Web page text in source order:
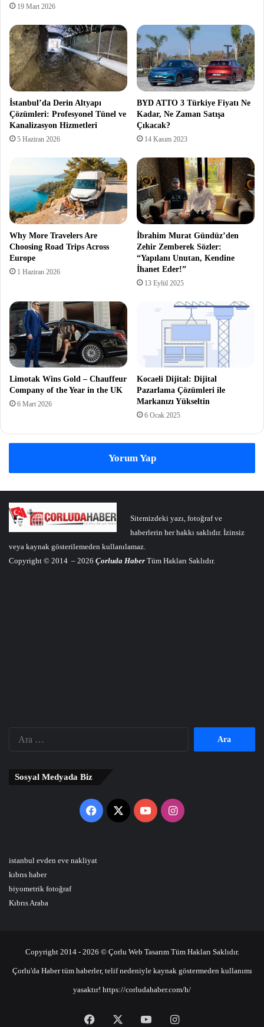
19 Mart 2026
İstanbul’da Derin Altyapı
Çözümleri: Profesyonel Tünel ve
Kanalizasyon Hizmetleri
5 Haziran 2026
BYD ATTO 3 Türkiye Fiyatı Ne
Kadar, Ne Zaman Satışa
Çıkacak?
14 Kasım 2023
Why More Travelers Are
Choosing Road Trips Across
Europe
1 Haziran 2026
İbrahim Murat Gündüz’den
Zehir Zemberek Sözler:
“Yapılanı Unutan, Kendine
İhanet Eder!”
13 Eylül 2025
Limotak Wins Gold – Chauffeur
Company of the Year in the UK
6 Mart 2026
Kocaeli Dijital: Dijital
Pazarlama Çözümleri ile
Markanızı Yükseltin
6 Ocak 2025
Yorum Yap
Sitemizdeki yazı, fotoğraf ve
haberlerin her hakkı saklıdır. İzinsiz
veya kaynak gösterilemeden kullanılamaz.
Copyright © 2014 – 2026 Çorluda Haber Tüm Hakları Saklıdır.
Sosyal Medyada Biz
Facebook
X YouTubeInstagram
istanbul evden eve nakliyat
kıbrıs haber
biyometrik fotoğraf
Kıbrıs Araba
Copyright 2014 - 2026 © Çorlu Web Tasarım Tüm Hakları Saklıdır.
Çorlu'da Haber tüm haberler, telif nedeniyle kaynak göstermeden kullanımı
yasaktır! https://corludahaber.com/h/
Facebook YouTubeInstagram